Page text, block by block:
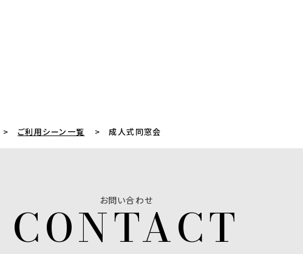
ご利用シーン一覧 成人式同窓会
お問い合わせ